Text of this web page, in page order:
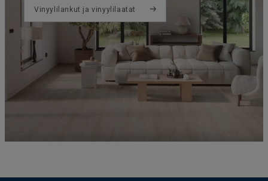
Vinyylilankut ja vinyylilaatat